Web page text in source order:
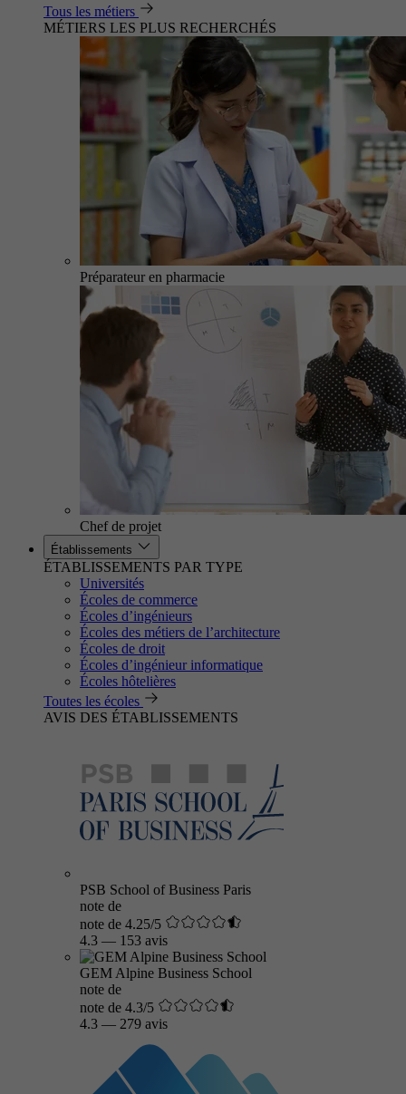
Tous les métiers
MÉTIERS LES PLUS RECHERCHÉS
Préparateur en pharmacie
Chef de projet
Établissements
ÉTABLISSEMENTS PAR TYPE
Universités
Écoles de commerce
Écoles d’ingénieurs
Écoles des métiers de l’architecture
Écoles de droit
Écoles d’ingénieur informatique
Écoles hôtelières
Toutes les écoles
AVIS DES ÉTABLISSEMENTS
PSB School of Business Paris
note de
note de 4.25/5
4.3 — 153 avis
GEM Alpine Business School
note de
note de 4.3/5
4.3 — 279 avis